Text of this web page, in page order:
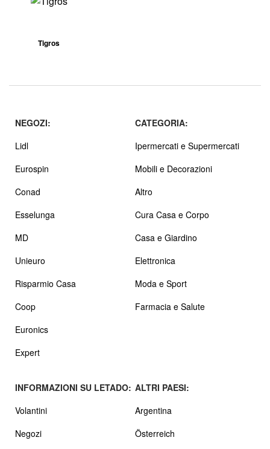
Tigros
NEGOZI:
Lidl
Eurospin
Conad
Esselunga
MD
Unieuro
Risparmio Casa
Coop
Euronics
Expert
CATEGORIA:
Ipermercati e Supermercati
Mobili e Decorazioni
Altro
Cura Casa e Corpo
Casa e Giardino
Elettronica
Moda e Sport
Farmacia e Salute
INFORMAZIONI SU LETADO:
Volantini
Negozi
ALTRI PAESI:
Argentina
Österreich